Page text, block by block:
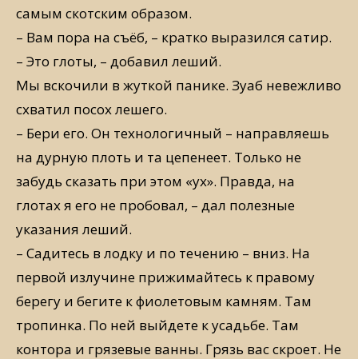
самым скотским образом.
– Вам пора на съёб, – кратко выразился сатир.
– Это глоты, – добавил леший.
Мы вскочили в жуткой панике. Зуаб невежливо
схватил посох лешего.
– Бери его. Он технологичный – направляешь
на дурную плоть и та цепенеет. Только не
забудь сказать при этом «ух». Правда, на
глотах я его не пробовал, – дал полезные
указания леший.
– Садитесь в лодку и по течению – вниз. На
первой излучине прижимайтесь к правому
берегу и бегите к фиолетовым камням. Там
тропинка. По ней выйдете к усадьбе. Там
контора и грязевые ванны. Грязь вас скроет. Не